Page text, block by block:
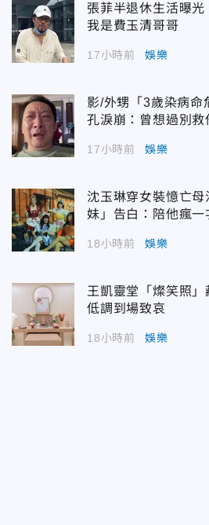
張菲半退休生活曝光
我是費玉清哥哥
17小時前 娛樂
影/外甥「3歲染病
孔淚崩：曾想過別救
17小時前 娛樂
沈玉琳穿女裝憶亡
妹」告白：陪他瘋一
18小時前 娛樂
王凱靈堂「燦笑照
低調到場致哀
18小時前 娛樂